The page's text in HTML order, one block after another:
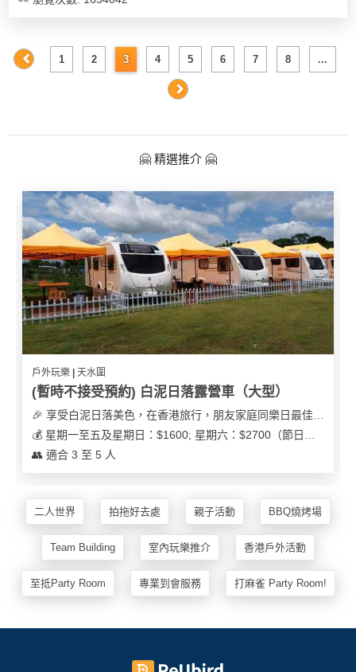
1 2 3 4 5 6 7 8 ...
🤗 精選推介 🤗
戶外玩樂 | 天水圍
(暫時不接受預約) 白泥日落露營車（大型）
👥 適合 3 至 5 人
二人世界 拍拖好去處 親子活動 BBQ燒烤場
Team Building 室內玩樂推介 香港戶外活動
至抵Party Room 專業到會服務 打麻雀 Party Room!